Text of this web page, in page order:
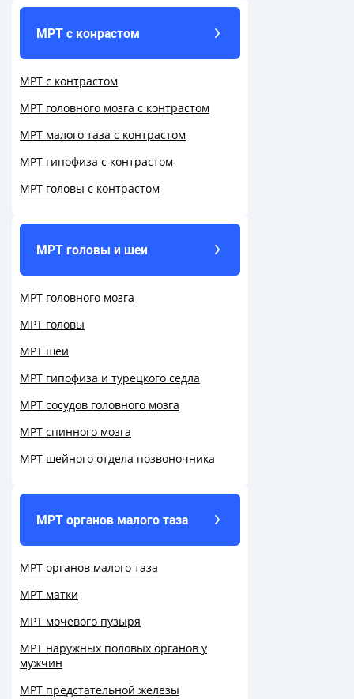
МРТ с конрастом
МРТ с контрастом
МРТ головного мозга с контрастом
МРТ малого таза с контрастом
МРТ гипофиза с контрастом
МРТ головы с контрастом
МРТ головы и шеи
МРТ головного мозга
МРТ головы
МРТ шеи
МРТ гипофиза и турецкого седла
МРТ сосудов головного мозга
МРТ спинного мозга
МРТ шейного отдела позвоночника
МРТ органов малого таза
МРТ органов малого таза
МРТ матки
МРТ мочевого пузыря
МРТ наружных половых органов у
мужчин
МРТ предстательной железы